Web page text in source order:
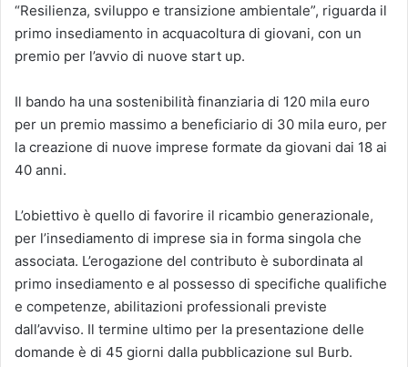
“Resilienza, sviluppo e transizione ambientale”, riguarda il
primo insediamento in acquacoltura di giovani, con un
premio per l’avvio di nuove start up.
Il bando ha una sostenibilità finanziaria di 120 mila euro
per un premio massimo a beneficiario di 30 mila euro, per
la creazione di nuove imprese formate da giovani dai 18 ai
40 anni.
L’obiettivo è quello di favorire il ricambio generazionale,
per l’insediamento di imprese sia in forma singola che
associata. L’erogazione del contributo è subordinata al
primo insediamento e al possesso di specifiche qualifiche
e competenze, abilitazioni professionali previste
dall’avviso. Il termine ultimo per la presentazione delle
domande è di 45 giorni dalla pubblicazione sul Burb.